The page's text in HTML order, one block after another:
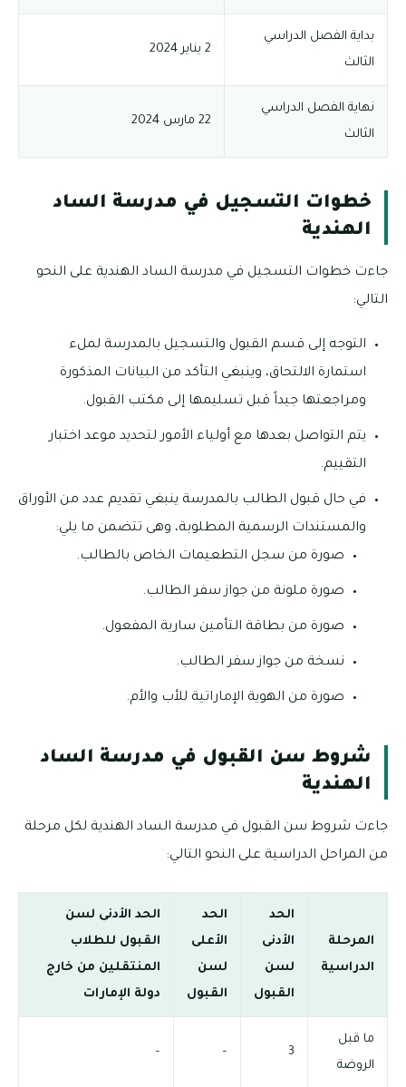
بداية الفصل الدراسي
الثالث
2 يناير 2024
نهاية الفصل الدراسي
الثالث
22 مارس 2024
خطوات التسجيل في مدرسة الساد
الهندية
جاءت خطوات التسجيل في مدرسة الساد الهندية على النحو
التالي:
التوجه إلى قسم القبول والتسجيل بالمدرسة لملء
استمارة الالتحاق، وينبغي التأكد من البيانات المذكورة
ومراجعتها جيداً قبل تسليمها إلى مكتب القبول.
يتم التواصل بعدها مع أولياء الأمور لتحديد موعد اختبار
التقييم.
في حال قبول الطالب بالمدرسة ينبغي تقديم عدد من الأوراق
والمستندات الرسمية المطلوبة، وهى تتضمن ما يلي:
صورة من سجل التطعيمات الخاص بالطالب.
صورة ملونة من جواز سفر الطالب.
صورة من بطاقة التأمين سارية المفعول.
نسخة من جواز سفر الطالب.
صورة من الهوية الإماراتية للأب والأم.
شروط سن القبول في مدرسة الساد
الهندية
جاءت شروط سن القبول في مدرسة الساد الهندية لكل مرحلة
من المراحل الدراسية على النحو التالي:
المرحلة
الدراسية
الحد
الأدنى
لسن
القبول
الحد
الأعلى
لسن
القبول
الحد الأدنى لسن
القبول للطلاب
المنتقلين من خارج
دولة الإمارات
ما قبل
الروضة
3
–
–